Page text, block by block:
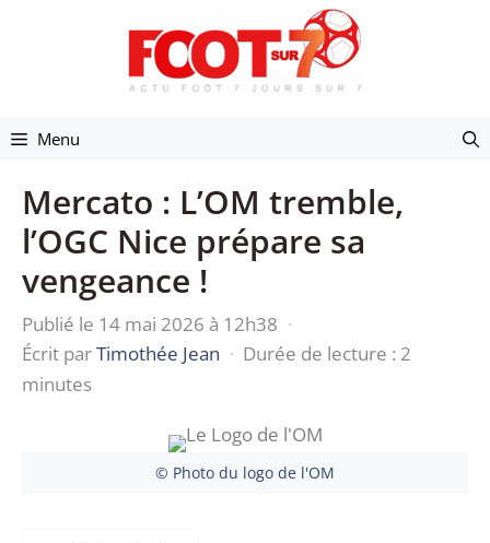
Menu
Mercato : L’OM tremble,
l’OGC Nice prépare sa
vengeance !
Publié le 14 mai 2026 à 12h38 ·
Écrit parTimothée Jean · Durée de lecture : 2
minutes
© Photo du logo de l'OM